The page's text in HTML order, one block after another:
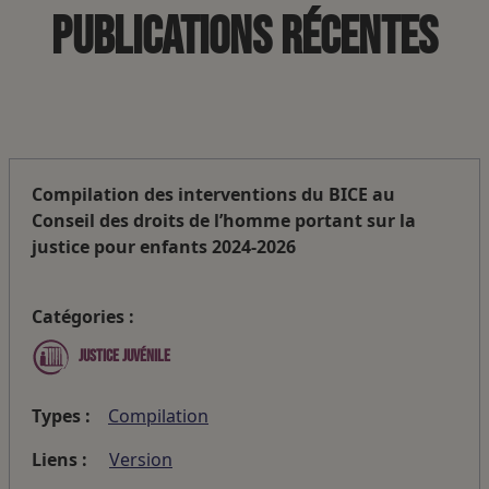
Publications récentes
Compilation des interventions du BICE au
Conseil des droits de l’homme portant sur la
justice pour enfants 2024-2026
Catégories :
Justice juvénile
Types :
Compilation
Liens :
Version